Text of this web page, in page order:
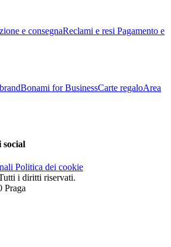
e consegnaReclami e resi Pagamento e
Bonami for BusinessCarte regaloArea
social
Politica dei cookie
i diritti riservati.
Praga